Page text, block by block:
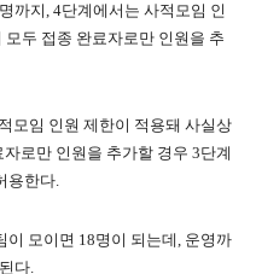
까지, 4단계에서는 사적모임 인
두 접종 완료자로만 인원을 추
모임 인원 제한이 적용돼 사실상
로만 인원을 추가할 경우 3단계
용한다.
이 모이면 18명이 되는데, 운영까
다.